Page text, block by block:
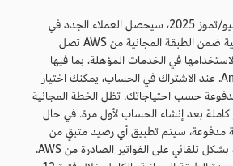
اعتبارًا من تاريخ 15 يوليو/تموز 2025، سيحصل العملاء الجدد في
AWS على أرصدة مجانية ضمن الطبقة المجانية من AWS تصل
قيمتها إلى 200 USD لاستخدامها في الخدمات المؤهلة، بما فيها
Amazon API Gateway. عند الاشتراك في الحساب، يمكنك اختيار
حسب احتياجاتك. تظل الخطة المجانية
بعد إنشاء الحساب لأول مرة. في حال
مدفوعة، سيتم تطبيق أي رصيد متبقٍ من
أرصدة الطبقة المجانية بشكل تلقائي على الفواتير الصادرة من AWS.